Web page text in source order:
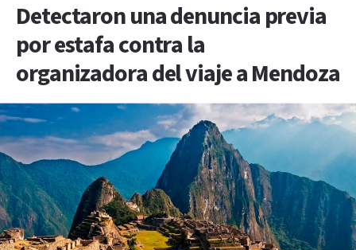
Detectaron una denuncia previa
por estafa contra la
organizadora del viaje a Mendoza